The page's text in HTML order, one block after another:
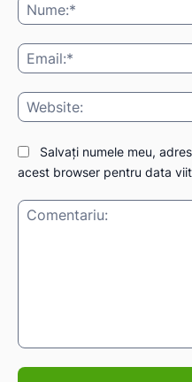
Salvați numele meu,
acest browser pentru data